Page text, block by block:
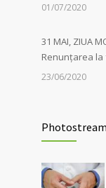
01/07/2020
31 MAI, ZIUA
Renunțarea
23/06/2020
doar în
Investigații
Photostream